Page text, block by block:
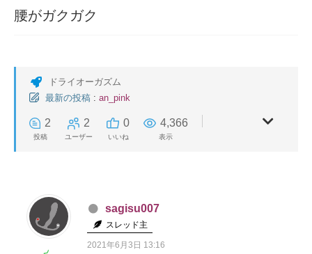
腰がガクガク
ドライオーガズム
最新の投稿 : an_pink
2
投稿
2
ユーザー
0
いいね
4,366
表示
sagisu007
スレッド主
2021年6月3日 13:16